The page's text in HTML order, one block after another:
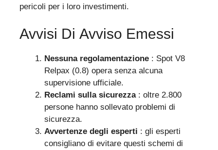
pericoli per i loro investimenti.
Avvisi Di Avviso Emessi
Nessuna regolamentazione : Spot V8
Relpax (0.8) opera senza alcuna
supervisione ufficiale.
Reclami sulla sicurezza: oltre 2.800
persone hanno sollevato problemi di
sicurezza.
Avvertenze degli esperti : gli esperti
consigliano di evitare questi schemi di